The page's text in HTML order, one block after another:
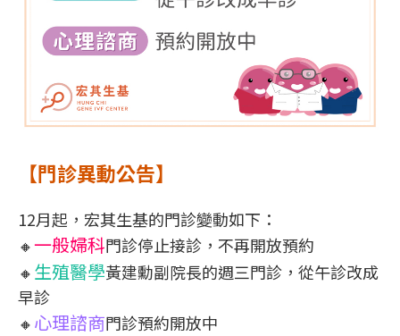
【門診異動公告】
12月起，宏其生基的門診變動如下：
🔸一般婦科門診停止接診，不再開放預約
🔸生殖醫學黃建勳副院長的週三門診，從午診改成
早診
🔸心理諮商門診預約開放中